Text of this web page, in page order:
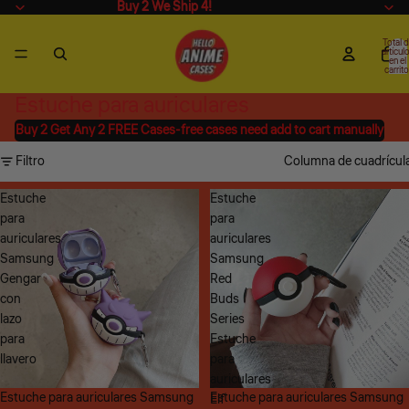
Buy 2 We Ship 4!
Buy 2 We Ship 4!
Total
en el
Buy 2 Get Any 2 FREE Cases-free cases need add to cart manually
Filtro
Columna de
Estuche
para
auriculares
Samsung
Gengar
con
lazo
para
llavero
Oferta
Estuche para auriculares Samsung
Estuche
para
auriculares
Samsung
Red
Buds
Series
Estuche
para
auriculares
Elf
Oferta
Estuche para auriculares Samsung